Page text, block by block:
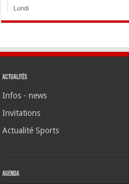
Actualités
Infos - news
Invitations
Actualité Sports
Agenda